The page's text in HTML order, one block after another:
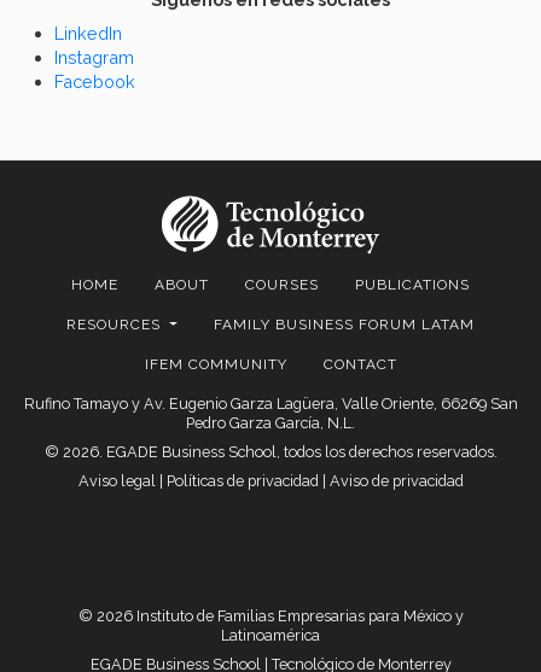
LinkedIn
Instagram
Facebook
HOME ABOUT COURSES PUBLICATIONS
RESOURCES FAMILY BUSINESS FORUM LATAM
IFEM COMMUNITY CONTACT
Rufino Tamayo y Av. Eugenio Garza Lagüera, Valle Oriente, 66269 San
Pedro Garza García, N.L.
© 2026. EGADE Business School, todos los derechos reservados.
Aviso legal| Políticas de privacidad| Aviso de privacidad
© 2026 Instituto de Familias Empresarias para México y
Latinoamérica
EGADE Business School | Tecnológico de Monterrey